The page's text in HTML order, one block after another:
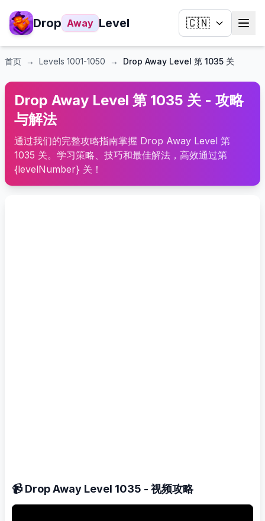
Drop Away Level 🇨🇳
首页 → Levels 1001-1050 → Drop Away Level 第 1035 关
Drop Away Level 第 1035 关 - 攻略
与解法
通过我们的完整攻略指南掌握 Drop Away Level 第
1035 关。学习策略、技巧和最佳解法，高效通过第
{levelNumber} 关！
📹 Drop Away Level 1035 - 视频攻略